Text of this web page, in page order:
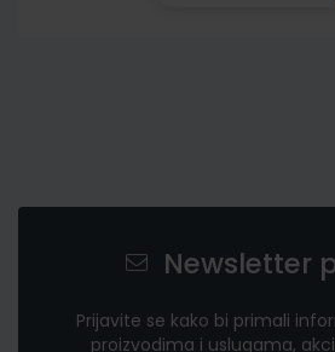
Newsletter
Prijavite se kako bi primali
proizvodima i uslugama,